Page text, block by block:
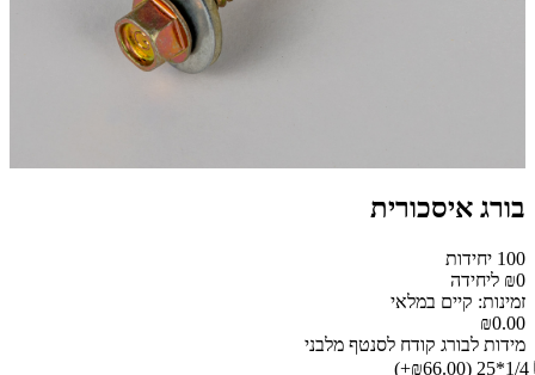
בורג איסכורית
100 יחידות
₪0 ליחידה
זמינות: קיים במלאי
₪0.00
מידות לבורג קודח לסנטף מלבני
1/4*25
(₪66.00+)